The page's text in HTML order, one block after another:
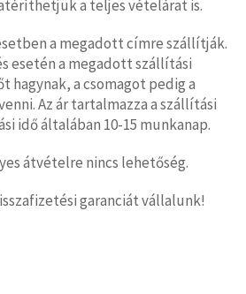
a teljes vételárat is.
a megadott címre szállítják.
esetén a megadott szállítási
hagynak, a csomagot pedig a
Az ár tartalmazza a szállítási
idő általában 10-15 munkanap.
átvételre nincs lehetőség.
garanciát vállalunk!